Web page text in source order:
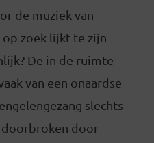
de muziek van
zoek lijkt te zijn
De in de ruimte
van een onaardse
slechts
doorbroken door